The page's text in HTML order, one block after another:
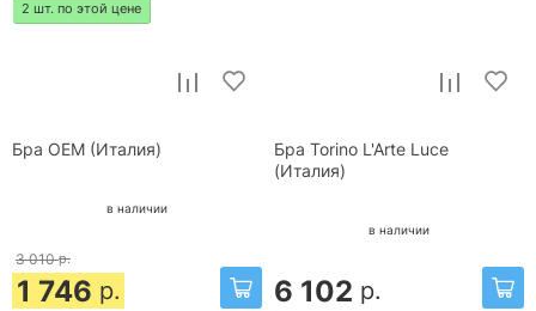
2 шт. по этой цене
Бра OEM (Италия)
в наличии
3 010 р.
1 746 р.
Бра Torino L'Arte Luce
(Италия)
в наличии
6 102 р.